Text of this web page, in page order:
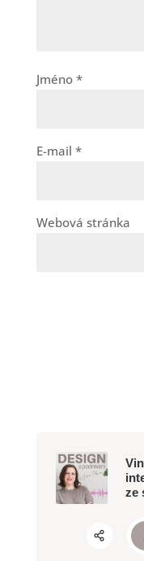
Jméno *
E-mail *
Webová stránka
ze